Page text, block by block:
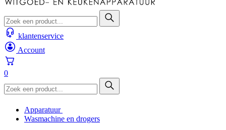
klantenservice
Account
0
Apparatuur
Wasmachine en drogers